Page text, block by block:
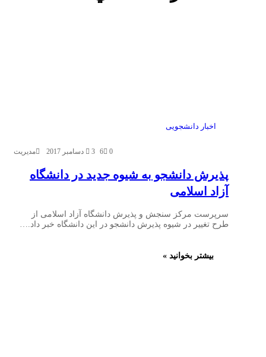
اخبار دانشجویی
مدیریت 3 دسامبر 2017 0
6
پذیرش دانشجو به شیوه جدید در دانشگاه
آزاد اسلامی
سرپرست مرکز سنجش و پذیرش دانشگاه آزاد اسلامی از
طرح تغییر در شیوه پذیرش دانشجو در این دانشگاه خبر داد.…
بیشتر بخوانید »